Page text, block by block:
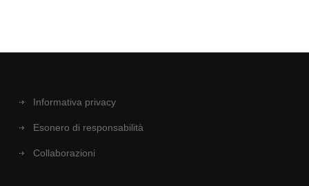
Informativa privacy
Esonero di responsabilità
Collaborazioni